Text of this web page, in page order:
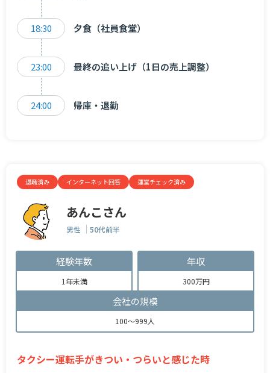
18:30 夕食（社員食堂）
23:00 最終の追い上げ（1日の売上調整）
24:00 帰庫・退勤
退職済み インターネット回答 運営チェック済み
あんこさん
男性 50代前半
経験年数
1年未満
年収
300万円
会社の規模
100～999人
タクシー運転手がきつい・つらいと感じた時